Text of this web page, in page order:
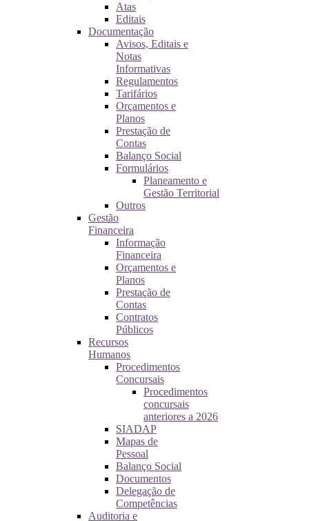
Atas
Editais
Documentação
Avisos, Editais e
Notas
Informativas
Regulamentos
Tarifários
Orçamentos e
Planos
Prestação de
Contas
Balanço Social
Formulários
Planeamento e
Gestão Territorial
Outros
Gestão
Financeira
Informação
Financeira
Orçamentos e
Planos
Prestação de
Contas
Contratos
Públicos
Recursos
Humanos
Procedimentos
Concursais
Procedimentos
concursais
anteriores a 2026
SIADAP
Mapas de
Pessoal
Balanço Social
Documentos
Delegação de
Competências
Auditoria e